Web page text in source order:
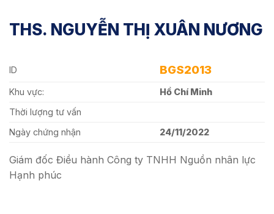
THS. NGUYỄN THỊ XUÂN NƯƠNG
ID BGS2013
Khu vực:
Hồ Chí Minh
Thời lượng tư vấn
Ngày chứng nhận
24/11/2022
Giám đốc Điều hành Công ty TNHH Nguồn nhân lực
Hạnh phúc